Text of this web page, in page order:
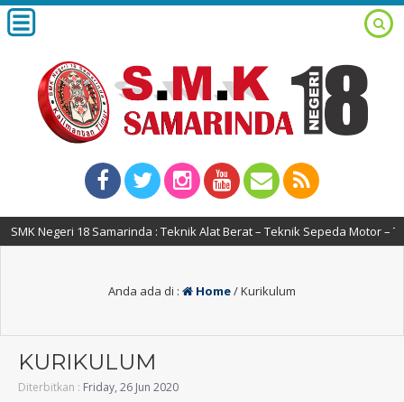
Negeri 18 Samarinda : Teknik Alat Berat – Teknik Sepeda Motor –
Anda ada di : Home/Kurikulum
KURIKULUM
Diterbitkan : Friday, 26 Jun 2020